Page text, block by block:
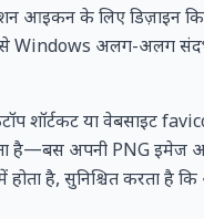
के लिए डिज़ाइन
Windows अलग-अलग
शॉर्टकट या वेबसाइट
है—बस अपनी PNG
है, सुनिश्चित करता है